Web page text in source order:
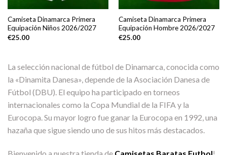
Camiseta Dinamarca Primera
Equipación Niños 2026/2027
€25.00
Camiseta Dinamarca Primera
Equipación Hombre 2026/2027
€25.00
La selección nacional de fútbol de Dinamarca, conocida como
la «Dinamita Danesa», depende de la Asociación Danesa de
Fútbol (DBU). El equipo ha participado en torneos
internacionales como la Copa Mundial de la FIFA y la
Eurocopa. Su mayor logro fue ganar la Eurocopa en 1992, una
hazaña que sigue siendo uno de sus hitos más destacados.